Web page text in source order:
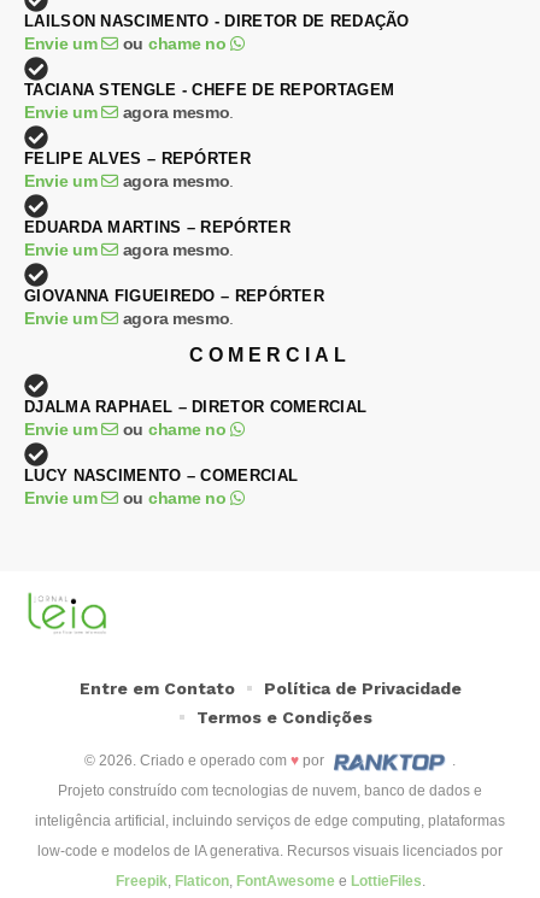
LAILSON NASCIMENTO - DIRETOR DE REDAÇÃO
Envie um ou chame no
TACIANA STENGLE - CHEFE DE REPORTAGEM
Envie um agora mesmo.
FELIPE ALVES – REPÓRTER
Envie um agora mesmo.
EDUARDA MARTINS – REPÓRTER
Envie um agora mesmo.
GIOVANNA FIGUEIREDO – REPÓRTER
Envie um agora mesmo.
COMERCIAL
DJALMA RAPHAEL – DIRETOR COMERCIAL
Envie um ou chame no
LUCY NASCIMENTO – COMERCIAL
Envie um ou chame no
© 2026. Criado e operado com ♥ por
.
Projeto construído com tecnologias de nuvem, banco de dados e
inteligência artificial, incluindo serviços de edge computing, plataformas
low-code e modelos de IA generativa. Recursos visuais licenciados por
Freepik, Flaticon, FontAwesomee LottieFiles.
Entre em Contato
Política de Privacidade
Termos e Condições